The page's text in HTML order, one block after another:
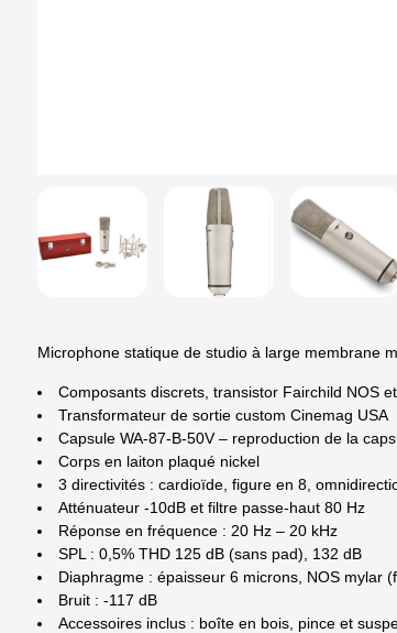
Microphone statique de studio à large membrane
Composants discrets, transistor Fairchild NOS
Transformateur de sortie custom Cinemag USA
Capsule WA-87-B-50V – reproduction de la
Corps en laiton plaqué nickel
3 directivités : cardioïde, figure en 8,
Atténuateur -10dB et filtre passe-haut 80 Hz
Réponse en fréquence : 20 Hz – 20 kHz
SPL : 0,5% THD 125 dB (sans pad), 132 dB
Diaphragme : épaisseur 6 microns, NOS mylar
Bruit : -117 dB
Accessoires inclus : boîte en bois, pince et